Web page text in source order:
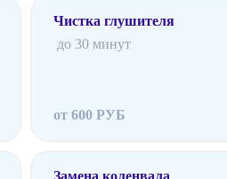
Чистка глушителя
до 30 минут
от 600 РУБ
Замена коленвала